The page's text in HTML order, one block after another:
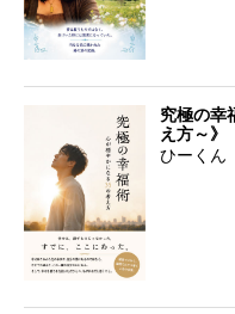
究極の幸
え方～》
ひーくん